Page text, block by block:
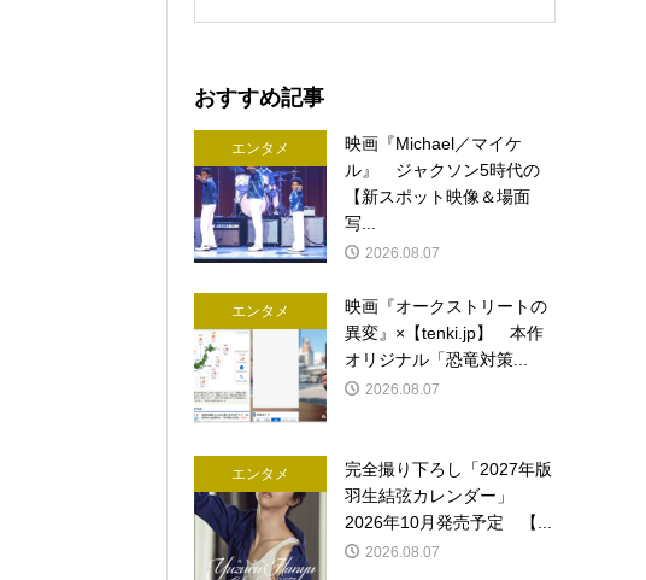
おすすめ記事
エンタメ
映画『Michael／マイケ
ル』 ジャクソン5時代の
【新スポット映像＆場面
写...
2026.08.07
エンタメ
映画『オークストリートの
異変』×【tenki.jp】 本作
オリジナル「恐竜対策...
2026.08.07
エンタメ
完全撮り下ろし「2027年版
羽生結弦カレンダー」
2026年10月発売予定 【...
2026.08.07